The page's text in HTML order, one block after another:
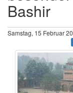
Bashir
Samstag, 15 Februar